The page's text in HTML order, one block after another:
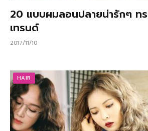
20 แบบผมลอนปลายน่ารักๆ ท
เทรนด์
2017/11/10
HAIR